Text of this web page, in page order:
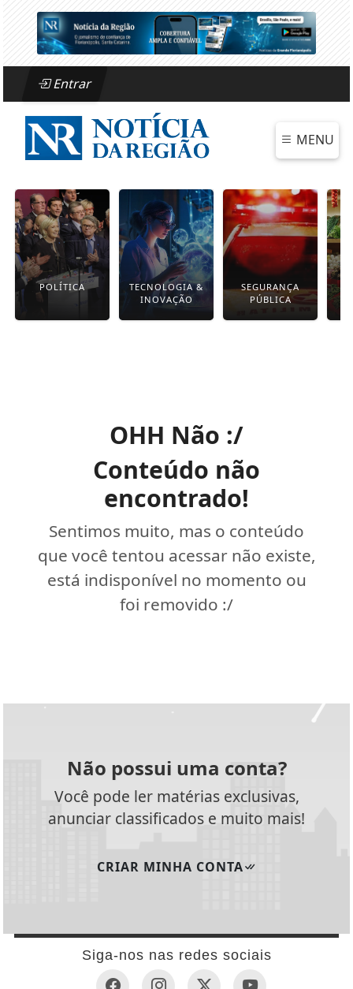
Entrar
MENU
POLÍTICA
TECNOLOGIA &
INOVAÇÃO
SEGURANÇA
PÚBLICA
OHH Não :/
Conteúdo não
encontrado!
Sentimos muito, mas o conteúdo
que você tentou acessar não existe,
está indisponível no momento ou
foi removido :/
Não possui uma conta?
Você pode ler matérias exclusivas,
anunciar classificados e muito mais!
CRIAR MINHA CONTA
Siga-nos nas redes sociais